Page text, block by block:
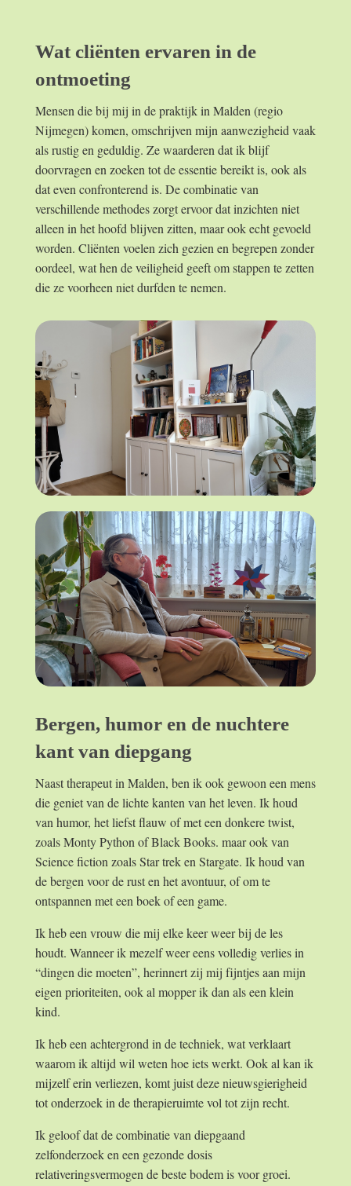
Wat cliënten ervaren in de
ontmoeting
Mensen die bij mij in de praktijk in Malden (regio
Nijmegen) komen, omschrijven mijn aanwezigheid vaak
als rustig en geduldig. Ze waarderen dat ik blijf
doorvragen en zoeken tot de essentie bereikt is, ook als
dat even confronterend is. De combinatie van
verschillende methodes zorgt ervoor dat inzichten niet
alleen in het hoofd blijven zitten, maar ook echt gevoeld
worden. Cliënten voelen zich gezien en begrepen zonder
oordeel, wat hen de veiligheid geeft om stappen te zetten
die ze voorheen niet durfden te nemen.
Bergen, humor en de nuchtere
kant van diepgang
Naast therapeut in Malden, ben ik ook gewoon een mens
die geniet van de lichte kanten van het leven. Ik houd
van humor, het liefst flauw of met een donkere twist,
zoals Monty Python of Black Books. maar ook van
Science fiction zoals Star trek en Stargate. Ik houd van
de bergen voor de rust en het avontuur, of om te
ontspannen met een boek of een game.
Ik heb een vrouw die mij elke keer weer bij de les
houdt. Wanneer ik mezelf weer eens volledig verlies in
“dingen die moeten”, herinnert zij mij fijntjes aan mijn
eigen prioriteiten, ook al mopper ik dan als een klein
kind.
Ik heb een achtergrond in de techniek, wat verklaart
waarom ik altijd wil weten hoe iets werkt. Ook al kan ik
mijzelf erin verliezen, komt juist deze nieuwsgierigheid
tot onderzoek in de therapieruimte vol tot zijn recht.
Ik geloof dat de combinatie van diepgaand
zelfonderzoek en een gezonde dosis
relativeringsvermogen de beste bodem is voor groei.